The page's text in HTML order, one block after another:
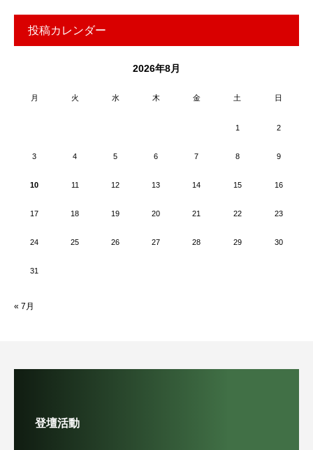
投稿カレンダー
2026年8月
月 火 水 木 金 土 日
1 2
3 4 5 6 7 8 9
10 11 12 13 14 15 16
17 18 19 20 21 22 23
24 25 26 27 28 29 30
31
« 7月
登壇活動